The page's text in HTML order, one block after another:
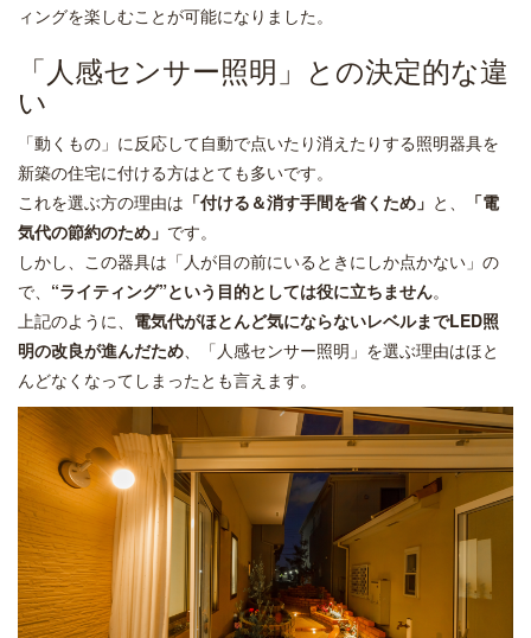
ィングを楽しむことが可能になりました。
「人感センサー照明」との決定的な違
い
「動くもの」に反応して自動で点いたり消えたりする照明器具を
新築の住宅に付ける方はとても多いです。
これを選ぶ方の理由は 「付ける＆消す手間を省くため」 と、
「電
気代の節約のため」 です。
しかし、この器具は「人が目の前にいるときにしか点かない」の
で、 “ライティング”という目的としては役に立ちません。
上記のように、 電気代がほとんど気にならないレベルまでLED照
明の改良が進んだため、「人感センサー照明」を選ぶ理由はほと
んどなくなってしまったとも言えます。